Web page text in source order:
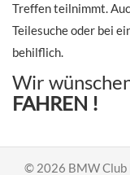
Treffen teilnimmt.
Teilesuche oder bei
behilflich.
Wir
FAHREN !
© 2026 BMW Club